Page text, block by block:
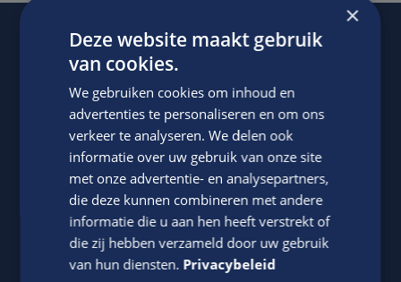
Of regel het
Jasper Bout
×
Deze website maakt gebruik
van cookies.
We gebruiken cookies om inhoud en
advertenties te personaliseren en om ons
verkeer te analyseren. We delen ook
informatie over uw gebruik van onze site
met onze advertentie- en analysepartners,
die deze kunnen combineren met andere
informatie die u aan hen heeft verstrekt of
die zij hebben verzameld door uw gebruik
van hun diensten. Privacybeleid